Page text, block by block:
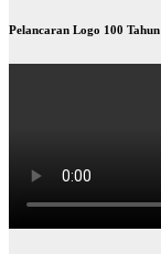
Pelancaran Logo 100 Tahun